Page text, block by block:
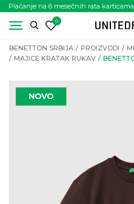
Plaćanje na 6 mesečnih rata
0
BENETTON SRBIJA PROIZVODI
MAJICE KRATAK RUKAV